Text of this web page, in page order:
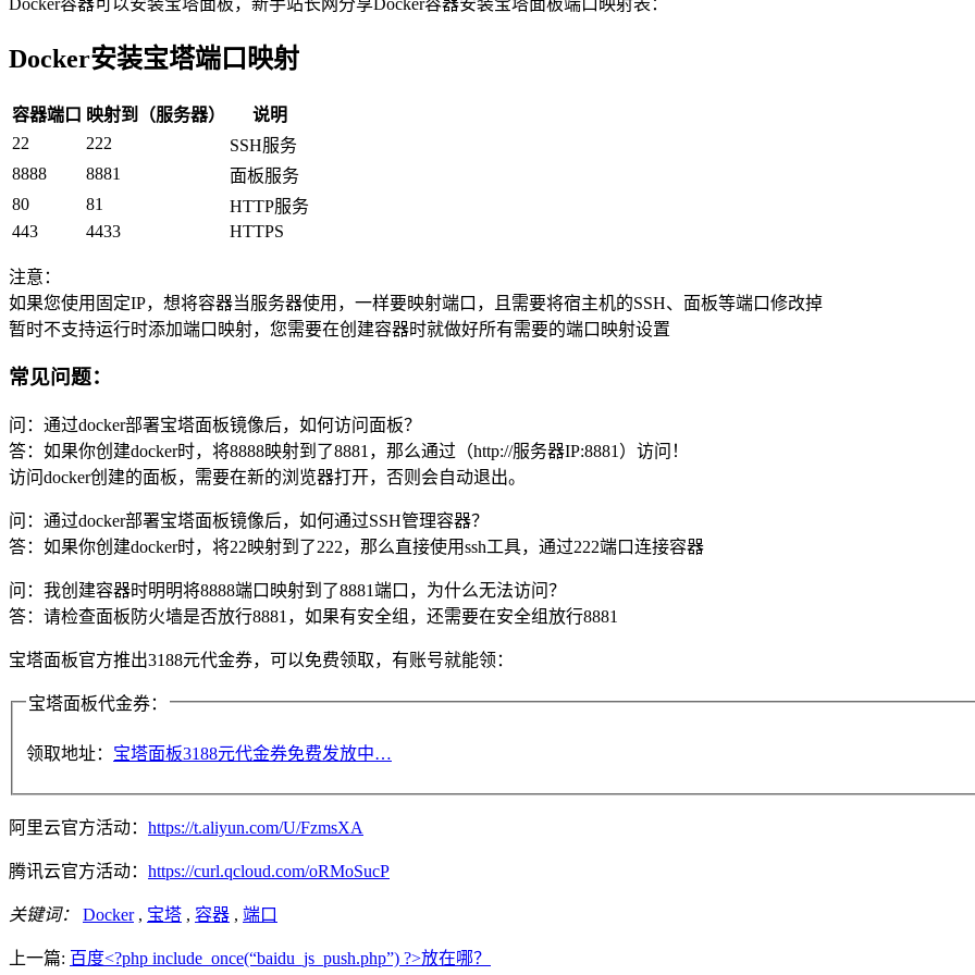
Docker安装宝塔端口映射
容器端口 映射到（服务器）
说明
22
222
SSH服务
8888
8881
面板服务
80
81
HTTP服务
443
4433 HTTPS
注意：
如果您使用固定IP，想将容器当服务器使用，一样要映射端口，且需要将宿主机的SSH、面板等端口修改掉
暂时不支持运行时添加端口映射，您需要在创建容器时就做好所有需要的端口映射设置
常见问题：
问：通过docker部署宝塔面板镜像后，如何访问面板？
答：如果你创建docker时，将8888映射到了8881，那么通过（http://服务器IP:8881）访问！
访问docker创建的面板，需要在新的浏览器打开，否则会自动退出。
问：通过docker部署宝塔面板镜像后，如何通过SSH管理容器？
答：如果你创建docker时，将22映射到了222，那么直接使用ssh工具，通过222端口连接容器
问：我创建容器时明明将8888端口映射到了8881端口，为什么无法访问？
答：请检查面板防火墙是否放行8881，如果有安全组，还需要在安全组放行8881
宝塔面板官方推出3188元代金券，可以免费领取，有账号就能领：
宝塔面板代金券：
领取地址： 宝塔面板3188元代金券免费发放中…
阿里云官方活动： https://t.aliyun.com/U/FzmsXA
腾讯云官方活动： https://curl.qcloud.com/oRMoSucP
关键词： Docker, 宝塔 , 容器 , 端口
上一篇: 百度<?php include_once(“baidu_js_push.php”) ?>放在哪？